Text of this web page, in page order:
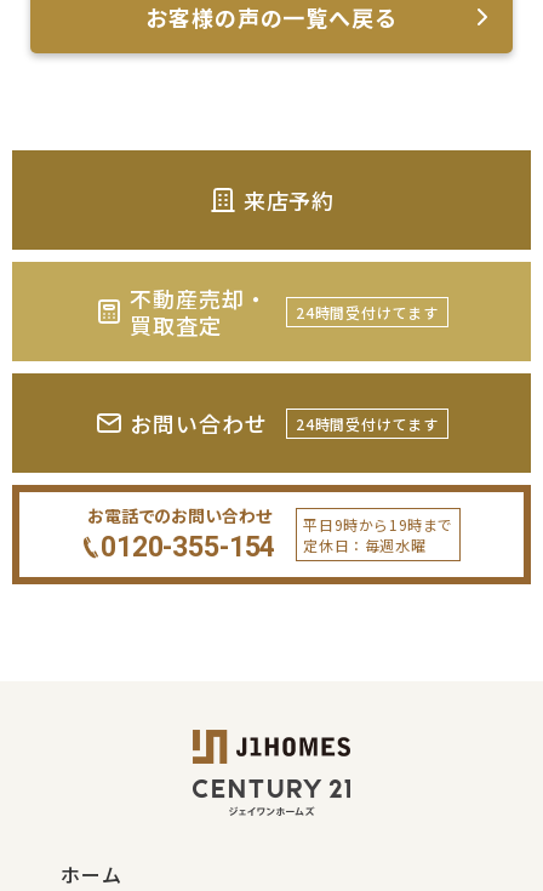
お客様の声の一覧へ戻る
来店予約
不動産売却・
買取査定
24時間受付けてます
お問い合わせ 24時間受付けてます
お電話でのお問い合わせ
0120-355-154
平日9時から19時まで
定休日：毎週水曜
ホーム